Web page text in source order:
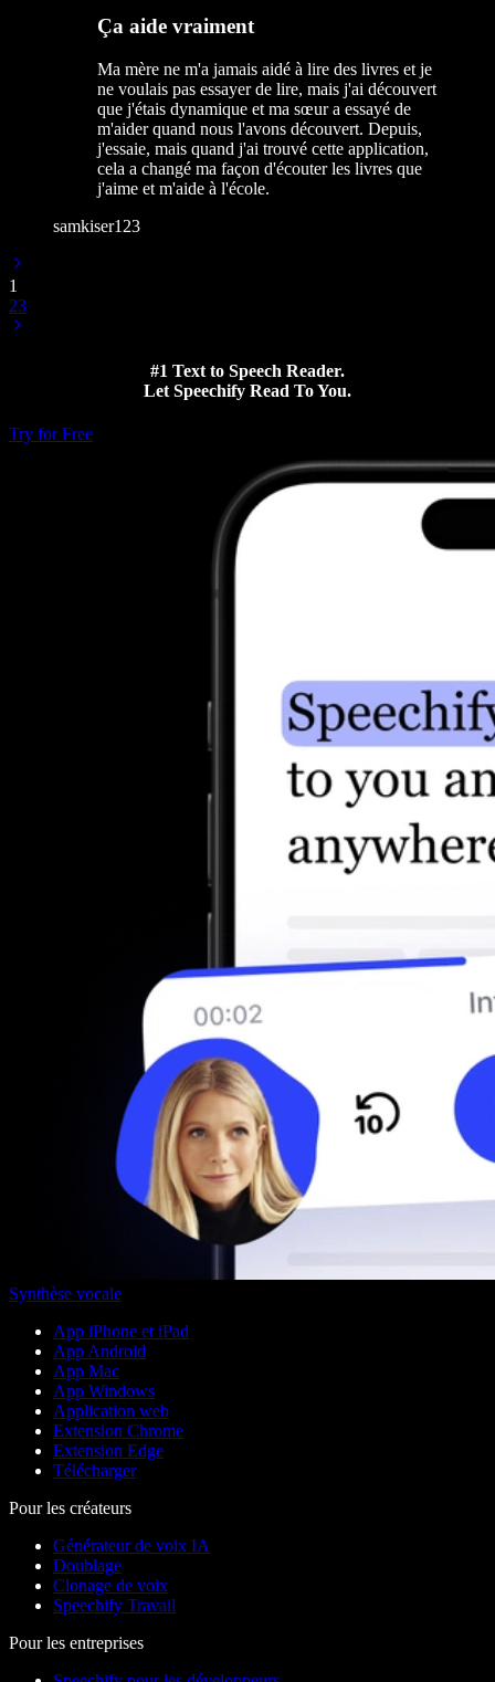
Ça aide vraiment
Ma mère ne m'a jamais aidé à lire des livres et je
ne voulais pas essayer de lire, mais j'ai découvert
que j'étais dynamique et ma sœur a essayé de
m'aider quand nous l'avons découvert. Depuis,
j'essaie, mais quand j'ai trouvé cette application,
cela a changé ma façon d'écouter les livres que
j'aime et m'aide à l'école.
samkiser123
1
23
#1 Text to Speech Reader.
Let Speechify Read To You.
Try for Free
Synthèse vocale
App iPhone et iPad
App Android
App Mac
App Windows
Application web
Extension Chrome
Extension Edge
Télécharger
Pour les créateurs
Générateur de voix IA
Doublage
Clonage de voix
Speechify Travail
Pour les entreprises